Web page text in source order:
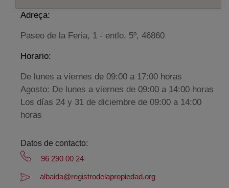
Adreça:
Paseo de la Feria, 1 - entlo. 5º, 46860
Horario:
De lunes a viernes de 09:00 a 17:00 horas
Agosto: De lunes a viernes de 09:00 a 14:00 horas
Los días 24 y 31 de diciembre de 09:00 a 14:00
horas
Datos de contacto:
96 290 00 24
albaida@registrodelapropiedad.org